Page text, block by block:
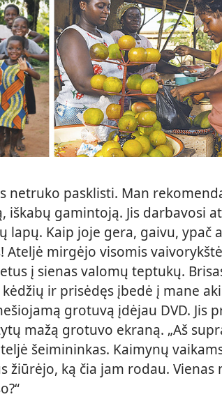
netruko pasklisti. Man
gamintoją. Jis darbavosi
lapų. Kaip joje gera, gaivu, ypač
Ateljė mirgėjo visomis
į sienas valomų teptukų.
ir prisėdęs įbedė į mane
grotuvą įdėjau DVD. Jis
mažą grotuvo ekraną. „Aš
šeimininkas. Kaimynų
žiūrėjo, ką čia jam rodau. Vienas